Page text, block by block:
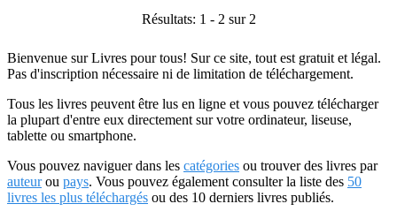
Résultats: 1 - 2 sur 2
Bienvenue sur Livres pour tous! Sur ce site, tout est gratuit et légal.
Pas d'inscription nécessaire ni de limitation de téléchargement.
Tous les livres peuvent être lus en ligne et vous pouvez télécharger
la plupart d'entre eux directement sur votre ordinateur, liseuse,
tablette ou smartphone.
Vous pouvez naviguer dans les catégories ou trouver des livres par
auteurou pays. Vous pouvez également consulter la liste des 50
livres les plus téléchargés ou des 10 derniers livres publiés.